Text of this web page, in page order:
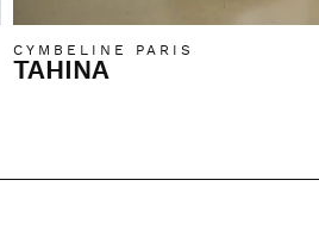
CYMBELINE PARIS
TAHINA